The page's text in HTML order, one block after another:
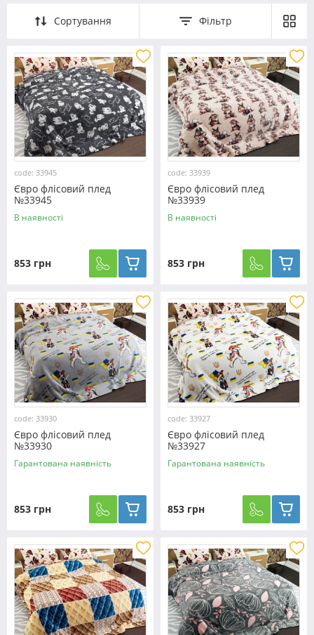
Сортування Фільтр
code: 33945
Євро флісовий плед
№33945
В наявності
853 грн
code: 33939
Євро флісовий плед
№33939
В наявності
853 грн
code: 33930
Євро флісовий плед
№33930
Гарантована наявність
853 грн
code: 33927
Євро флісовий плед
№33927
Гарантована наявність
853 грн